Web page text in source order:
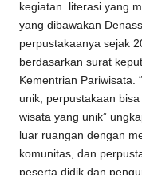
kegiatan literasi yang
yang dibawakan
perpustakaanya sejak
berdasarkan surat
Kementrian Pariwisata.
unik, perpustakaan
wisata yang unik”
luar ruangan dengan
komunitas, dan
peserta didik dan